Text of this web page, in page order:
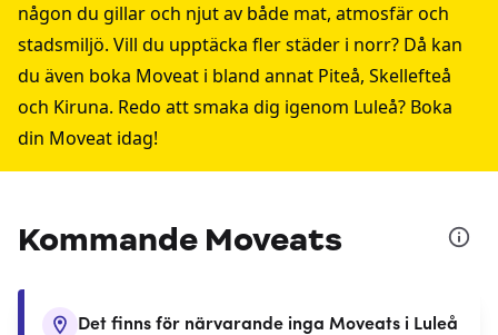
någon du gillar och njut av både mat, atmosfär och
stadsmiljö. Vill du upptäcka fler städer i norr? Då kan
du även boka Moveat i bland annat Piteå, Skellefteå
och Kiruna. Redo att smaka dig igenom Luleå? Boka
din Moveat idag!
Kommande Moveats
Det finns för närvarande inga Moveats i Luleå